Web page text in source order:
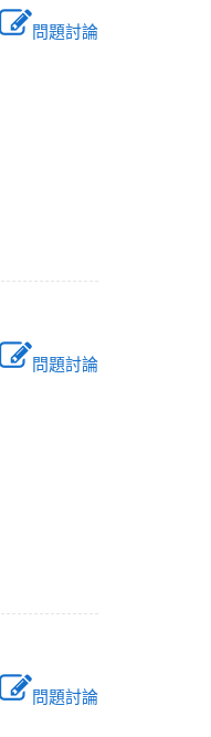
問題討論
問題討論
問題討論